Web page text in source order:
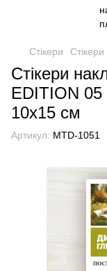
Стікери
Стікери
EDITION 05
10х15 см
Артикул: MTD-1051